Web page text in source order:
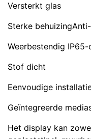
Versterkt glas
Sterke
Weerbestendig
Stof dicht
Eenvoudige
Geïntegreerde
Het display kan